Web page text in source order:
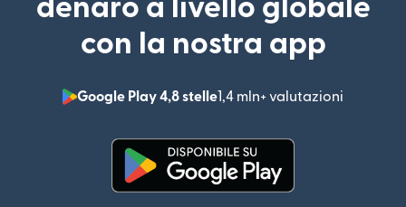
denaro a livello globale
con la nostra app
Google Play 4,8 stelle1,4 mln+ valutazioni